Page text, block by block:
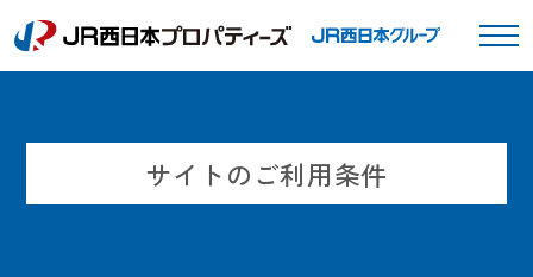
サイトのご利用条件